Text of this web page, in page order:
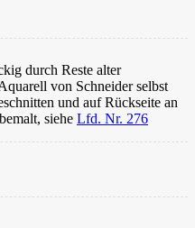
durch Reste alter
von Schneider selbst
und auf Rückseite an
siehe Lfd. Nr. 276